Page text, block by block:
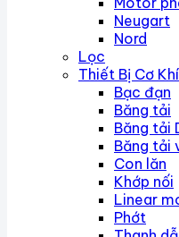
Neugart
Nord
Lọc
Thiết Bị Cơ Khí
Bạc đạn
Băng tải
Băng tải
Băng tải
Con lăn
Khớp nối
Linear
Phớt